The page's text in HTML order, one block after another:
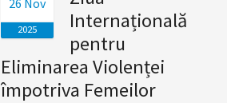
26 Nov
2025
Internațională
pentru
Eliminarea Violenței
împotriva Femeilor